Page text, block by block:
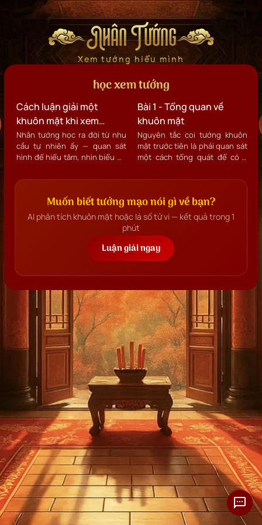
Nhân Tướng
Xem tướng hiểu mình
học xem tướng
Cách luận giải một
khuôn mặt khi xem
tướng – Hiểu người, hiểu
mình
Nhân tướng học ra đời từ nhu
cầu tự nhiên ấy — quan sát
hình để hiểu tâm, nhìn biểu để
nghệ và góc nhìn khoa học,
toán hay mê tín, mà là một
nghệ thuật phân tích khuôn
mặt để thấu hiểu bản thân và
Bài 1 - Tổng quan về
khuôn mặt
Nguyên tắc coi tướng khuôn
mặt trước tiên là phải quan sát
một cách tổng quát để có ý
chung về hình thể rồi sau đó
nét tướng khác nhỏ hơn.
Muốn biết tướng mạo nói gì về bạn?
AI phân tích khuôn mặt hoặc lá số tử vi — kết quả trong 1
phút
Luận giải ngay